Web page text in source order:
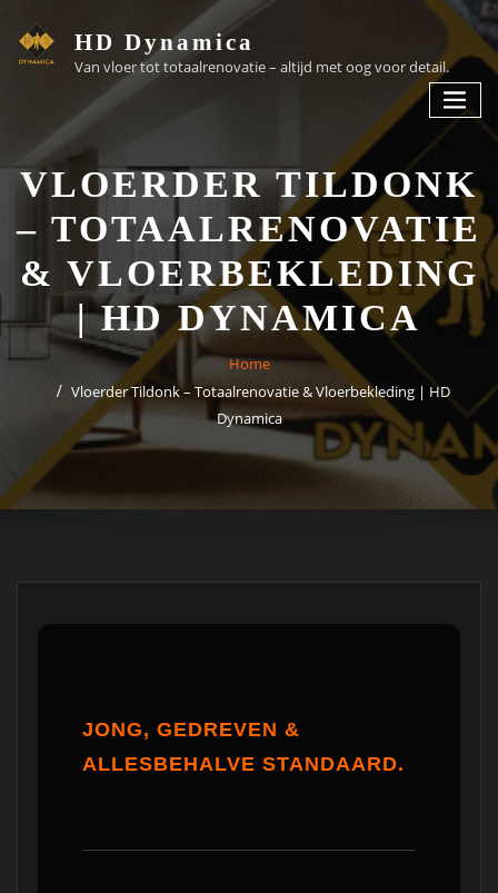
HD Dynamica
Van vloer tot totaalrenovatie – altijd met oog voor detail.
VLOERDER TILDONK
– TOTAALRENOVATIE
& VLOERBEKLEDING
| HD DYNAMICA
Home
Vloerder Tildonk – Totaalrenovatie & Vloerbekleding | HD
Dynamica
JONG, GEDREVEN &
ALLESBEHALVE STANDAARD.